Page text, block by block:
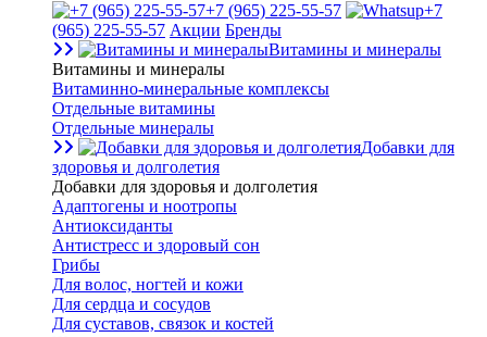
+7 (965) 225-55-57
+7
(965) 225-55-57 Акции Бренды
Витамины и минералы
Витамины и минералы
Витаминно-минеральные комплексы
Отдельные витамины
Отдельные минералы
Добавки для
здоровья и долголетия
Добавки для здоровья и долголетия
Адаптогены и ноотропы
Антиоксиданты
Антистресс и здоровый сон
Грибы
Для волос, ногтей и кожи
Для сердца и сосудов
Для суставов, связок и костей